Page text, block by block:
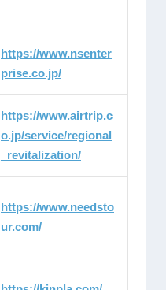
https://www.nsenter
prise.co.jp/
https://www.airtrip.c
o.jp/service/regional
_revitalization/
https://www.needsto
ur.com/